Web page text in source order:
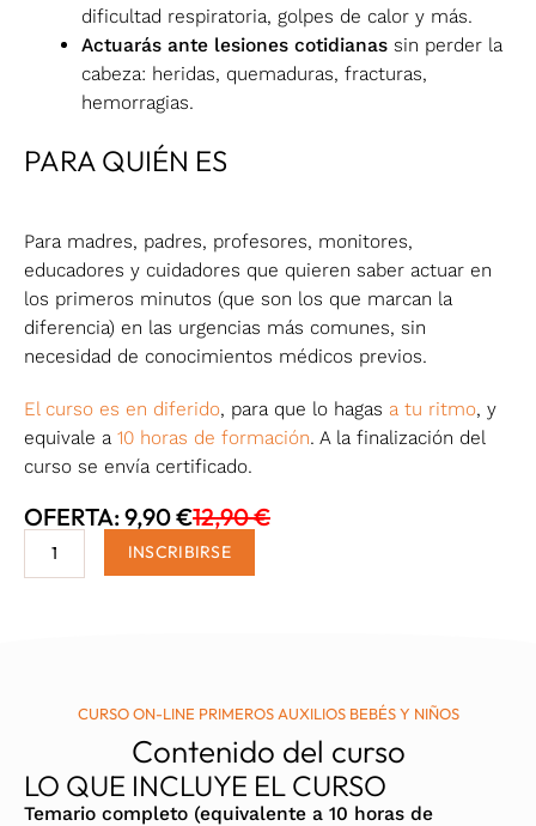
dificultad respiratoria, golpes de calor y más.
Actuarás ante lesiones cotidianas sin perder la
cabeza: heridas, quemaduras, fracturas,
hemorragias.
PARA QUIÉN ES
Para madres, padres, profesores, monitores,
educadores y cuidadores que quieren saber actuar en
los primeros minutos (que son los que marcan la
diferencia) en las urgencias más comunes, sin
necesidad de conocimientos médicos previos.
El curso es en diferido, para que lo hagas a tu ritmo, y
equivale a 10 horas de formación. A la finalización del
curso se envía certificado.
OFERTA: 9,90 €12,90 €
Curso
cantidad
INSCRIBIRSE
CURSO ON-LINE PRIMEROS AUXILIOS BEBÉS Y NIÑOS
Contenido del curso
LO QUE INCLUYE EL CURSO
Temario completo (equivalente a 10 horas de